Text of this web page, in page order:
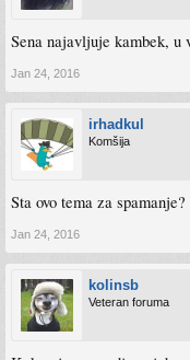
Sena najavljuje kambek, u
Jan 24, 2016
irhadkul
Komšija
Sta ovo tema za
Jan 24, 2016
kolinsb
Veteran foruma